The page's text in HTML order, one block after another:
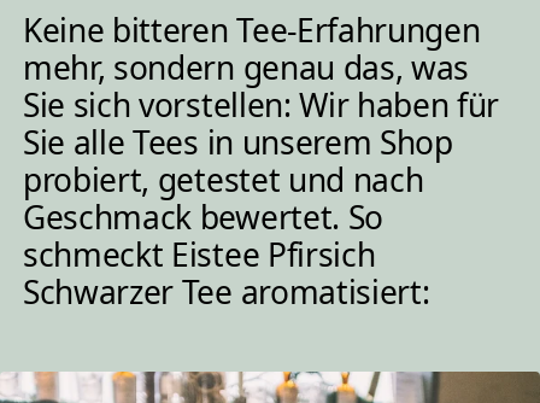
Keine bitteren Tee-Erfahrungen
mehr, sondern genau das, was
Sie sich vorstellen: Wir haben für
Sie alle Tees in unserem Shop
probiert, getestet und nach
Geschmack bewertet. So
schmeckt Eistee Pfirsich
Schwarzer Tee aromatisiert: